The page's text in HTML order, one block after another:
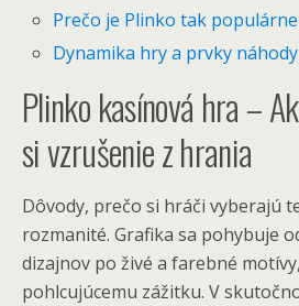
Prečo je Plinko tak
Dynamika hry a prvky náhody
Plinko kasínová hra –
si vzrušenie z hrania
Dôvody, prečo si hráči vyberajú
rozmanité. Grafika sa pohybuje
dizajnov po živé a farebné
pohlcujúcemu zážitku. V